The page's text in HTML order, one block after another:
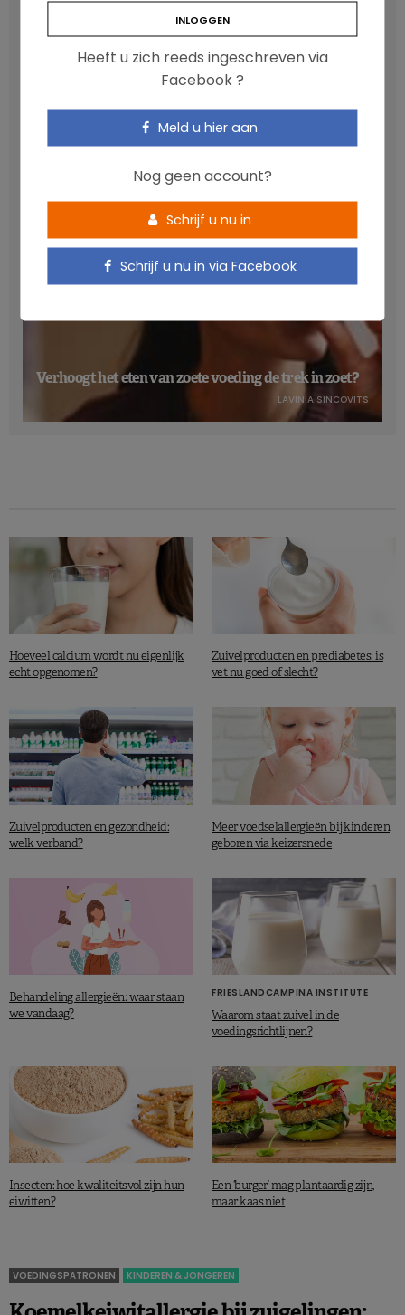
Anthocyanen: gunstig voor de cardiometabole
gezondheid
Verhoogt het eten van zoete voeding de trek in zoet?
LAVINIA SINCOVITS
Hoeveel calcium wordt nu eigenlijk
echt opgenomen?
Zuivelproducten en prediabetes: is
vet nu goed of slecht?
Zuivelproducten en gezondheid:
welk verband?
Meer voedselallergieën bij kinderen
geboren via keizersnede
Behandeling allergieën: waar staan
we vandaag?
FRIESLANDCAMPINA INSTITUTE
Waarom staat zuivel in de
voedingsrichtlijnen?
Insecten: hoe kwaliteitsvol zijn hun
eiwitten?
Een ‘burger’ mag plantaardig zijn,
maar kaas niet
VOEDINGSPATRONEN KINDEREN & JONGEREN
Heeft u zich reeds ingeschreven via
Facebook ?
Meld u hier aan
Nog geen account?
Schrijf u nu in
Schrijf u nu in via Facebook